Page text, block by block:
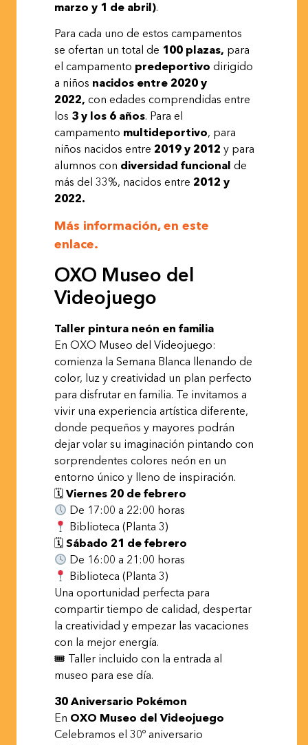
marzo y 1 de abril).
Para cada uno de estos campamentos
se ofertan un total de 100 plazas, para
el campamento predeportivo dirigido
a niños nacidos entre 2020 y
2022, con edades comprendidas entre
los 3 y los 6 años. Para el
campamento multideportivo, para
niños nacidos entre 2019 y 2012 y para
alumnos con diversidad funcional de
más del 33%, nacidos entre 2012 y
2022.
Más información, en este
enlace.
OXO Museo del
Videojuego
Taller pintura neón en familia
En OXO Museo del Videojuego:
comienza la Semana Blanca llenando de
color, luz y creatividad un plan perfecto
para disfrutar en familia. Te invitamos a
vivir una experiencia artística diferente,
donde pequeños y mayores podrán
dejar volar su imaginación pintando con
sorprendentes colores neón en un
entorno único y lleno de inspiración.
🗓 Viernes 20 de febrero
De 17:00 a 22:00 horas
Biblioteca (Planta 3)
🗓 Sábado 21 de febrero
De 16:00 a 21:00 horas
Biblioteca (Planta 3)
Una oportunidad perfecta para
compartir tiempo de calidad, despertar
la creatividad y empezar las vacaciones
con la mejor energía.
🎟 Taller incluido con la entrada al
museo para ese día.
30 Aniversario Pokémon
En OXO Museo del Videojuego
Celebramos el 30º aniversario